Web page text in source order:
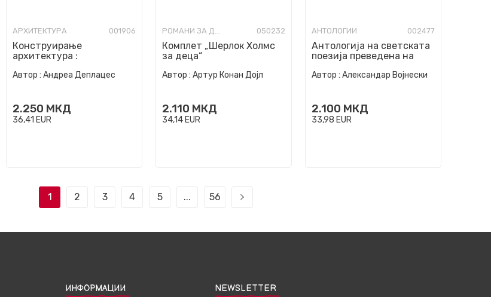
АРХИТЕКТУРА 001906
Конструирање
архитектура :
структури : прирачник
Автор : Андреа Деплацес
2.250 МКД
36,41 EUR
РОМАНИ ЗА ДЕЦА 050232
Комплет „Шерлок Холмс
за деца“
Автор : Артур Конан Дојл
2.110 МКД
34,14 EUR
АНТОЛОГИИ 002477
Антологија на светската
поезија преведена на
XVIII ве...
Автор : Александар Војнески
2.100 МКД
33,98 EUR
1 2 3 4 5 ... 56
ИНФОРМАЦИИ NEWSLETTER